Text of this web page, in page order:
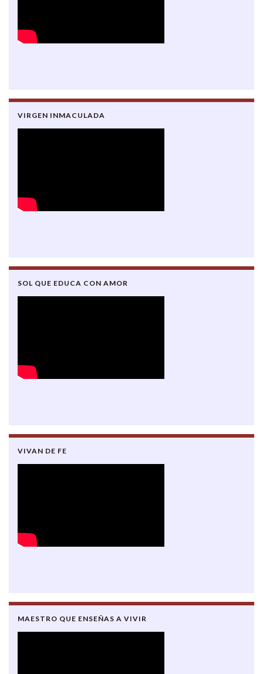
VIRGEN INMACULADA
SOL QUE EDUCA CON AMOR
VIVAN DE FE
MAESTRO QUE ENSEÑAS A VIVIR